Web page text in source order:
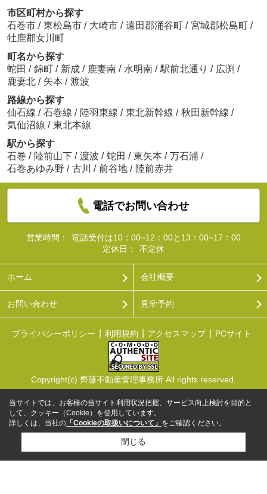
市区町村から探す
石巻市 / 東松島市 / 大崎市 / 遠田郡涌谷町 / 宮城郡松島町 /
牡鹿郡女川町
町名から探す
蛇田 / 錦町 / 新成 / 鹿妻南 / 水明南 / 駅前北通り / 広渕 /
鹿妻北 / 矢本 / 渡波
路線から探す
仙石線 / 石巻線 / 陸羽東線 / 東北新幹線 / 秋田新幹線 /
気仙沼線 / 東北本線
駅から探す
石巻 / 陸前山下 / 渡波 / 蛇田 / 東矢本 / 万石浦 /
石巻あゆみ野 / 古川 / 前谷地 / 陸前赤井
電話でお問い合わせ
営業時間：
電話受付は10：00~12：00と13：00~17：00
定休日：
不定休
ホーム 会社概要
お問い合わせ 見学予約
プライバシーポリシー 利用規約 アクセスマップ PCサイト
Copyright(c) 齊藤不動産管理事務所 All rights reserved.
当サイトでは、お客様の当サイト利用状況把握、サービス向上検討を目的と
して、クッキー（Cookie）を使用しています。
詳しくは、当社の 「Cookieの取扱いについて」 をご確認ください。
閉じる